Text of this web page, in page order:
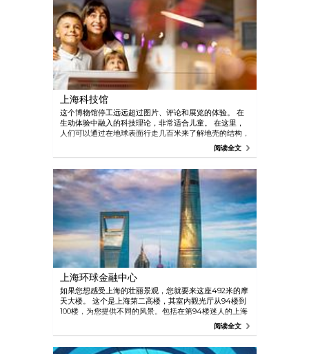
上海科技馆
这个博物馆停工远远超过图片、评论和展览的体验。 在
生动体验中融入的科技理论，非常适合儿童。 在这里，
人们可以通过在地球表面行走几百米来了解地壳的结构，
通过在雨林散步和沙漠上学习生物的多样性，通过骑挂在
空中的自行车学习重力理论等等。 简而言之，它的各种
阅读全文
上海环球金融中心
如果您想感受上海的壮丽景观，您就要来这座492米的摩
天大楼。 这个是上海第二高楼，其室内觀光厅从94楼到
100楼，为您提供不同的风景。包括在第94楼迷人的上海
全景景观，或在第97楼如在浮在空中的“天桥”，或者在第
阅读全文